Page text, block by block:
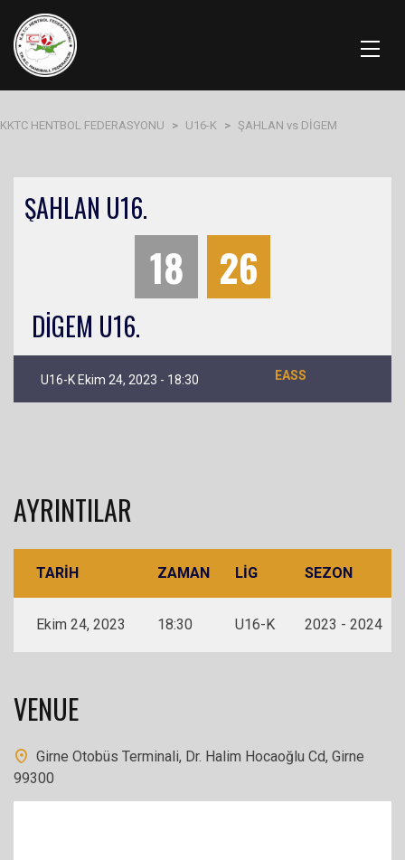
KKTC HENTBOL FEDERASYONU > U16-K > ŞAHLAN vs DİGEM
ŞAHLAN U16.
18 26
DİGEM U16.
U16-K Ekim 24, 2023 - 18:30 EASS
AYRINTILAR
TARIH ZAMAN LIG SEZON
Ekim 24, 2023 18:30 U16-K 2023 - 2024
VENUE
Girne Otobüs Terminali, Dr. Halim Hocaoğlu Cd, Girne
99300